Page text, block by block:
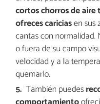
cortos chorros de aire
ofrecescariciasen sus
cantas con normalidad.
o fuera de su campo
velocidad y a la
quemarlo.
También puedes